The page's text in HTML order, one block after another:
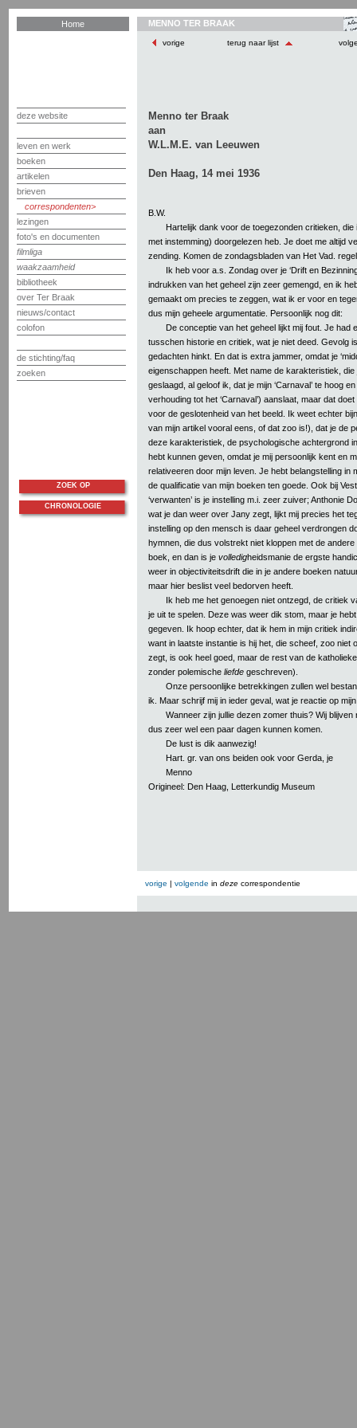
Home
deze website
leven en werk
boeken
artikelen
brieven
correspondenten
lezingen
foto's en documenten
filmliga
waakzaamheid
bibliotheek
over Ter Braak
nieuws/contact
colofon
de stichting/faq
zoeken
MENNO TER BRAAK
vorige terug naar lijst
Menno ter Braak
aan
W.L.M.E. van Leeuwen
Den Haag, 14 mei 1936
B.W.
Hartelijk dank voor de toegezonden critieken,
met instemming) doorgelezen heb. Je doet me altijd
zending. Komen de zondagsbladen van Het Vad.
Ik heb voor a.s. Zondag over je ‘Drift en
indrukken van het geheel zijn zeer gemengd, en ik
gemaakt om precies te zeggen, wat ik er voor en
dus mijn geheele argumentatie. Persoonlijk nog dit:
De conceptie van het geheel lijkt mij fout. Je had
tusschen historie en critiek, wat je niet deed. Gevolg
gedachten hinkt. En dat is extra jammer, omdat je
eigenschappen heeft. Met name de karakteristiek,
geslaagd, al geloof ik, dat je mijn ‘Carnaval’ te hoog en
verhouding tot het ‘Carnaval’) aanslaat, maar dat
voor de geslotenheid van het beeld. Ik weet echter
van mijn artikel vooral eens, of dat zoo is!), dat je de
deze karakteristiek, de psychologische achtergrond
hebt kunnen geven, omdat je mij persoonlijk kent en
relativeeren door mijn leven. Je hebt belangstelling in
de qualificatie van mijn boeken ten goede. Ook bij
‘verwanten’ is je instelling m.i. zeer zuiver; Anthonie
wat je dan weer over Jany zegt, lijkt mij precies het
instelling op den mensch is daar geheel verdrongen
hymnen, die dus volstrekt niet kloppen met de
boek, en dan is je volledigheidsmanie de ergste
weer in objectiviteitsdrift die in je andere boeken
maar hier beslist veel bedorven heeft.
Ik heb me het genoegen niet ontzegd, de critiek
je uit te spelen. Deze was weer dik stom, maar je
gegeven. Ik hoop echter, dat ik hem in mijn critiek
want in laatste instantie is hij het, die scheef, zoo niet
zegt, is ook heel goed, maar de rest van de
zonder polemische liefde geschreven).
Onze persoonlijke betrekkingen zullen wel
ik. Maar schrijf mij in ieder geval, wat je reactie op
Wanneer zijn jullie dezen zomer thuis? Wij
dus zeer wel een paar dagen kunnen komen.
De lust is dik aanwezig!
Hart. gr. van ons beiden ook voor Gerda, je
Menno
Origineel: Den Haag, Letterkundig Museum
vorige | volgende in deze correspondentie
ZOEK OP
CHRONOLOGIE